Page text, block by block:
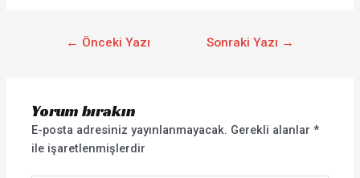
← Önceki Yazı Sonraki Yazı →
Yorum bırakın
E-posta adresiniz yayınlanmayacak. Gerekli alanlar*
ile işaretlenmişlerdir